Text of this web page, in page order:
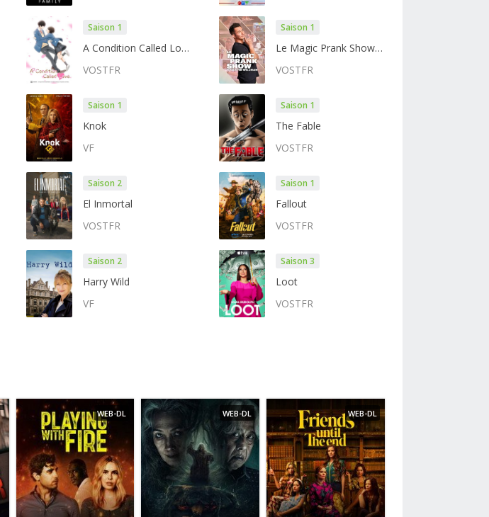
A Condition Called Love
VOSTFR
Saison 1
Le Magic Prank Show avec Justin Willman
VOSTFR
Saison 1
Knok
VF
Saison 1
The Fable
VOSTFR
Saison 1
El Inmortal
VOSTFR
Saison 2
Fallout
VOSTFR
Saison 1
Harry Wild
VF
Saison 2
Loot
VOSTFR
Saison 3
WEB-DL WEB-DL WEB-DL